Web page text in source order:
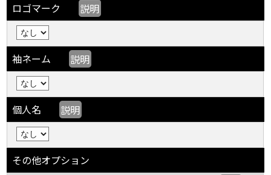
ロゴマーク 説明
袖ネーム 説明
個人名 説明
その他オプション